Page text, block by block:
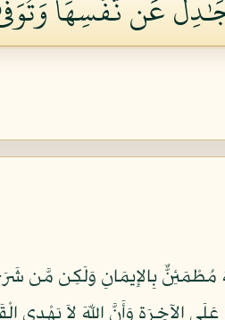
مُطْمَئِنٌّ بِالإِيمَانِ وَلَكِن